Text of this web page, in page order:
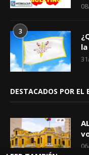
3
DESTACADOS POR EL